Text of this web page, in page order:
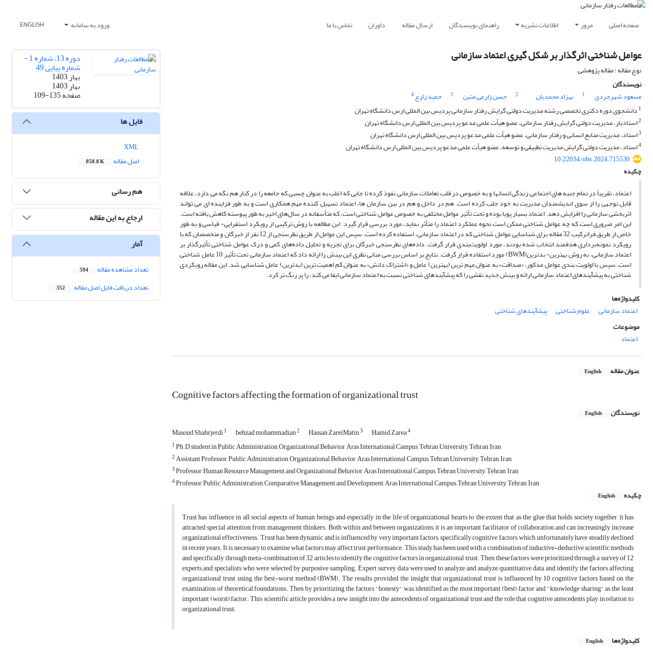
صفحه اصلی مرور اطلاعات نشریه راهنمای نویسندگان ارسال مقاله داوران تماس با ما ورود به سامانه ENGLISH
عوامل شناختی اثرگذار بر شکل گیری اعتماد سازمانی
نوع مقاله : مقاله پژوهشی
نویسندگان
مسعود شهرجردی
1 بهزاد محمدیان 2 حسن زارعی متین 3 حمید زارع4
1 دانشجوی دوره دکتری تخصصی رشته مدیریت دولتی گرایش رفتار سازمانی پردیس بین المللی ارس دانشگاه تهران
2استادیار، مدیریت دولتی گرایش رفتار سازمانی، عضو هیأت علمی مدعو پردیس بین المللی ارس دانشگاه تهران
3استاد، مدیریت منابع انسانی و رفتار سازمانی، عضو هیأت علمی مدعو پردیس بین المللی ارس دانشگاه تهران
4استاد، مدیریت دولتی گرایش مدیریت تطبیقی و توسعه، عضو هیأت علمی مدعو پردیس بین المللی ارس دانشگاه تهران
10.22034/obs.2024.715530
چکیده
اعتماد، تقریباً در تمام جنبه های اجتماعی زندگی انسانها و به خصوص در قلب تعاملات سازمانی نفوذ کرده تا جایی که اغلب به عنوان چسبی که جامعه را در کنار هم نگه می دارد، علاقه
قابل توجهی را از سوی اندیشمندان مدیریت به خود جلب کرده است. هم در داخل و هم در بین سازمان ها، اعتماد تسهیل کننده مهم همکاری است و به طور فزاینده ای می تواند
اثربخشی سازمانی را افزایش دهد. اعتماد بسیار پویا بوده و تحت تأثیر عوامل مختلفی به خصوص عوامل شناختی است، که متأسفانه در سال‌های اخیر به ‌طور پیوسته کاهش یافته است.
این امر ضروری است که چه عوامل شناختی ممکن است نحوه عملکرد اعتماد را متأثر نماید، مورد بررسی قرار گیرد. این مطالعه با روش ترکیبی از رویکرد استقرایی- قیاسی و به طور
خاص از طریق فراترکیب 32 مقاله برای شناسایی عوامل شناختی که در اعتماد سازمانی، استفاده کرده است. سپس این عوامل از طریق نظرسنجی از 12 نفر از خبرگان و متخصصان که با
رویکرد نمونه‌برداری هدفمند انتخاب شده بودند، مورد اولویت‌بندی قرار گرفت. داده‌های نظرسنجی خبرگان برای تجزیه و تحلیل داده‌های کمی و درک عوامل شناختی تأثیرگذار بر
اعتماد سازمانی، به روش بهترین- بدترین(BWM) مورد استفاده قرار گرفت. نتایج بر اساس بررسی مبانی نظری این بینش را ارائه داد که اعتماد سازمانی تحت تأثیر 10 عامل شناختی
است. سپس با اولویت بندی عوامل مذکور، «صداقت» به عنوان مهم ترین (بهترین) عامل و «اشتراک دانش» به عنوان کم اهمیت ترین (بدترین) عامل شناسایی شد. این مقاله رویکردی
شناختی به پیشآیندهای اعتماد سازمانی ارائه و بینش جدید نقشی را که پیشآیندهای شناختی نسبت به اعتماد سازمانی ایفا می کند، را پر رنگ تر کرد.
کلیدواژه‌ها
اعتماد سازمانی
علوم شناختی
پیشآیندهای شناختی
موضوعات
اعتماد
عنوان مقاله English
Cognitive factors affecting the formation of organizational trust
نویسندگان English
Masoud Shahrjerdi1 behzad mohammadian2 Hassan ZareiMatin3 Hamid Zarea4
1Ph.D student in Public Administration, Organizational Behavior, Aras International Campus, Tehran University, Tehran, Iran
2Assistant Professor, Public Administration, Organizational Behavior, Aras International Campus, Tehran University, Tehran, Iran
3Professor, Human Resource Management and Organizational Behavior, Aras International Campus, Tehran University, Tehran, Iran
4Professor, Public Administration, Comparative Management and Development, Aras International Campus, Tehran University, Tehran, Iran
چکیده
English
Trust has influence in all social aspects of human beings and especially in the life of organizational hearts to the extent that as the glue that holds society together, it has
attracted special attention from management thinkers. Both within and between organizations, it is an important facilitator of collaboration and can increasingly increase
organizational effectiveness. Trust has been dynamic and is influenced by very important factors, specifically cognitive factors, which unfortunately have steadily declined
in recent years. It is necessary to examine what factors may affect trust performance. This study has been used with a combination of inductive-deductive scientific methods
and specifically through meta-combination of 32 articles to identify the cognitive factors in organizational trust. Then, these factors were prioritized through a survey of 12
experts and specialists who were selected by purposive sampling. Expert survey data were used to analyze and analyze quantitative data and identify the factors affecting
organizational trust, using the best-worst method (BWM). The results provided the insight that organizational trust is influenced by 10 cognitive factors based on the
examination of theoretical foundations. Then by prioritizing the factors, "honesty" was identified as the most important (best) factor and "knowledge sharing" as the least
important (worst) factor. This scientific article provides a new insight into the antecedents of organizational trust and the role that cognitive antecedents play in relation to
organizational trust.
کلیدواژه‌ها English
دوره 13، شماره 1 -
شماره پیاپی 49
بهار 1403
بهار 1403
صفحه109-135
فایل ها
اصل مقاله
858.8 K
هم رسانی
ارجاع به این مقاله
آمار
تعداد مشاهده مقاله 594
تعداد دریافت فایل اصل مقاله 352